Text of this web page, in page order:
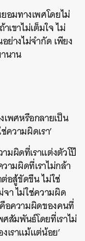
อมทางเพศโดยไม่
เขาไม่เต็มใจ ไม่
ย่างไม่จำกัด เพียง
นาน
เพศหรือกลายเป็น
ความผิดเรา’
ามผิดที่เราแต่งตัวโป๊
ามผิดที่เราไม่กล้า
ต่อสู้ขัดขืน ไม่ใช่
า ไม่ใช่ความผิด
อความผิดของคนที่
สัมพันธ์โดยที่เราไม่
เราแม้แต่น้อย’